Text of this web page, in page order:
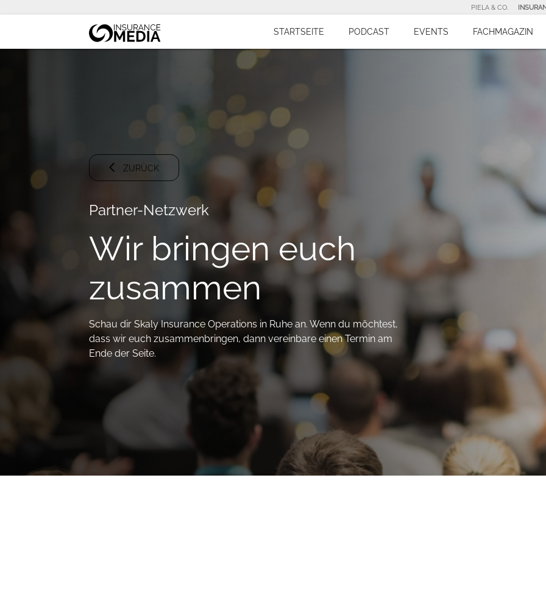
PIELA & CO.
STARTSEITE PODCAST EVENTS FACHMAGAZIN
ZURÜCK
Partner-Netzwerk
Wir bringen euch
zusammen
Schau dir Skaly Insurance Operations in Ruhe an. Wenn du möchtest,
dass wir euch zusammenbringen, dann vereinbare einen Termin am
Ende der Seite.